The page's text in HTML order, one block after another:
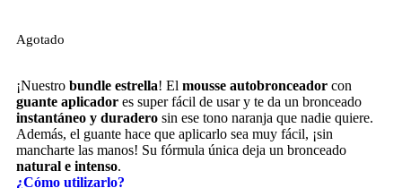
Agotado
¡Nuestro bundle estrella! El mousse autobronceador con
guante aplicador es super fácil de usar y te da un bronceado
instantáneo y duradero sin ese tono naranja que nadie quiere.
Además, el guante hace que aplicarlo sea muy fácil, ¡sin
mancharte las manos! Su fórmula única deja un bronceado
natural e intenso.
¿Cómo utilizarlo?